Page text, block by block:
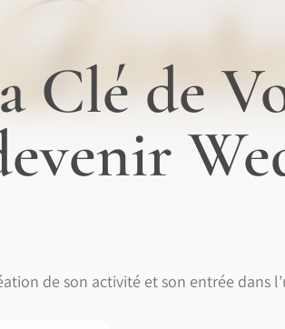
Clé de
de son activité et son entrée dans